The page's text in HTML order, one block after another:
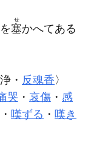
塞
せ
かへてある
・ 反魂香 〉
哭 ・ 哀傷 ・ 感
・ 嘆ずる ・ 嘆き